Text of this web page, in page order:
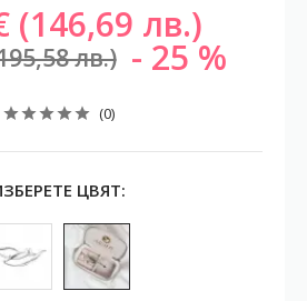
(146,69 лв.)
лв.) 25
(0)
ЦВЯТ: